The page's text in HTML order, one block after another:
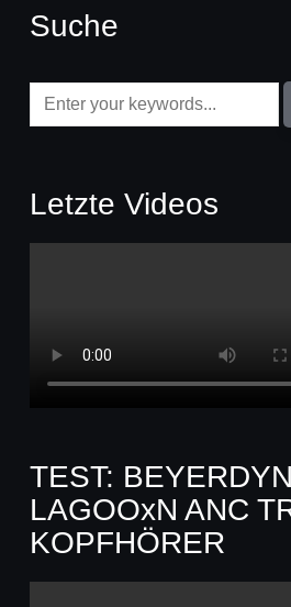
Suche
Letzte Videos
TEST:
LAGOOxN ANC
KOPFHÖRER